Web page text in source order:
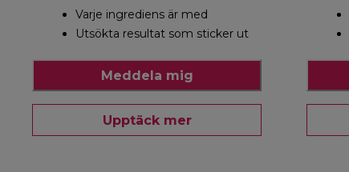
Varje ingrediens är med
Utsökta resultat som sticker ut
Meddela mig
Upptäck mer